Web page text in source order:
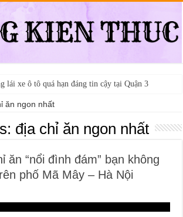
lái xe ô tô quá hạn đáng tin cậy tại Quận 3
ăn ngon nhất
địa chỉ ăn ngon nhất
ăn “nổi đình đám” bạn không
phố Mã Mây – Hà Nội